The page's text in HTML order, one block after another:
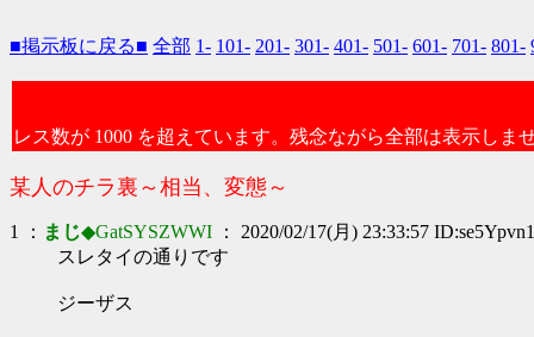
■掲示板に戻る■ 全部 1- 101- 201- 301- 401- 501- 601- 701- 801-
レス数が 1000 を超えています。残念ながら全部は表示しま
某人のチラ裏～相当、変態～
1 ： まじ◆GatSYSZWWI ： 2020/02/17(月) 23:33:57 ID:se5Ypvn1
スレタイの通りです
ジーザス